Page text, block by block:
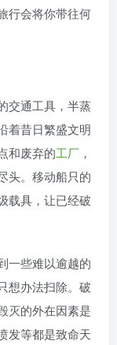
行会将你带往何
交通工具，半蒸
着昔日繁盛文明
和废弃的工厂 ，
头。移动船只的
载具，让已经破
一些难以逾越的
想办法扫除。破
灭的外在因素是
发等都是致命天